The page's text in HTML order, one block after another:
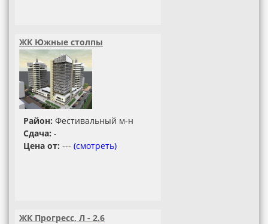
ЖК Южные столпы
Район: Фестивальный м-н
Сдача: -
Цена от: --- (смотреть)
ЖК Прогресс, Л - 2.6